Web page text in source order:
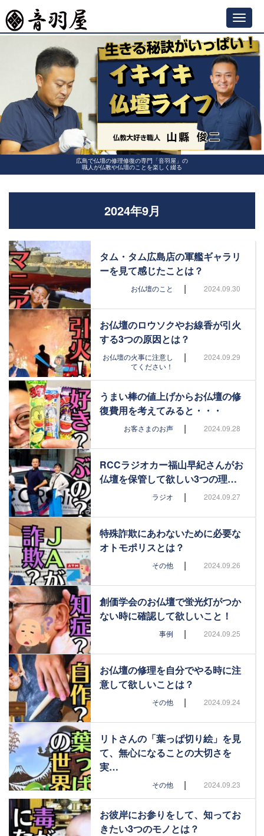
広島で仏壇の修理修復の専門「音羽屋」の
職人が仏教や仏壇のことを楽しく綴る
2024年9月
タム・タム広島店の軍艦ギャラリ
ーを見て感じたことは？
お仏壇のこと | 2024.09.30
お仏壇のロウソクやお線香が引火
する3つの原因とは？
お仏壇の火事に注意し
てください！
| 2024.09.29
うまい棒の値上げからお仏壇の修
復費用を考えてみると・・・
お客さまのお声 | 2024.09.28
RCCラジオカー福山早紀さんがお
仏壇を保管して欲しい3つの理…
ラジオ | 2024.09.27
特殊詐欺にあわないために必要な
オトモポリスとは？
その他 | 2024.09.26
創価学会のお仏壇で蛍光灯がつか
ない時に確認して欲しいこと！
事例 | 2024.09.25
お仏壇の修理を自分でやる時に注
意して欲しいことは？
その他 | 2024.09.24
リトさんの「葉っぱ切り絵」を見
て、無心になることの大切さを
実…
その他 | 2024.09.23
お彼岸にお参りをして、知ってお
きたい3つのモノとは？